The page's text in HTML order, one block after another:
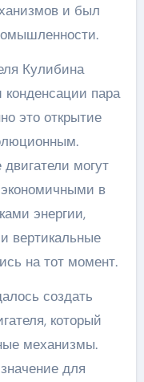
и был
Кулибина
пара
это открытие
могут
в
энергии,
вертикальные
на тот момент.
создать
который
механизмы.
для